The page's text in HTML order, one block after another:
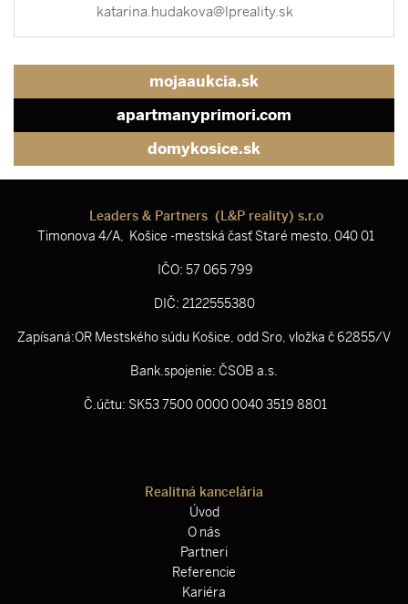
katarina.hudakova@lpreality.sk
mojaaukcia.sk
apartmanyprimori.com
domykosice.sk
Leaders & Partners (L&P reality) s.r.o
Timonova 4/A, Košice -mestská časť Staré mesto, 040 01
IČO: 57 065 799
DIČ: 2122555380
Zapísaná:OR Mestského súdu Košice, odd Sro, vložka č 62855/V
Bank.spojenie: ČSOB a.s.
Č.účtu: SK53 7500 0000 0040 3519 8801
Realitná kancelária
Úvod
O nás
Partneri
Referencie
Kariéra